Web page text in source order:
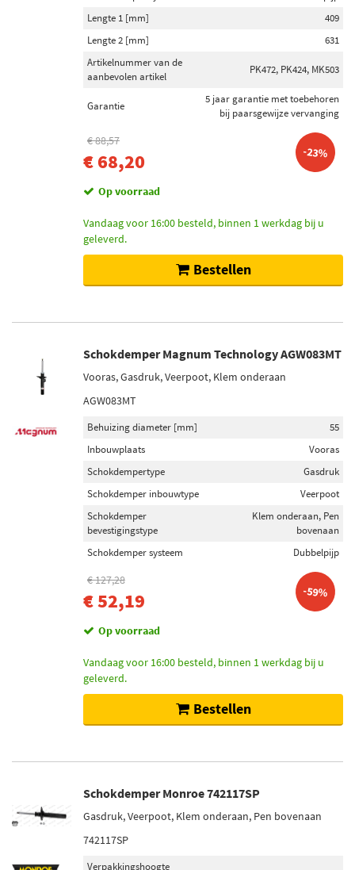
Demper niet veerdragend (10)
Dempermodule (1)
Pen bovenaan (48)
Oog onderaan (26)
Onder plaat (1)
Lengte 1 [mm]
409
Lengte 2 [mm]
631
Artikelnummer van de
aanbevolen artikel
PK472, PK424, MK503
Garantie
5 jaar garantie met toebehoren
bij paarsgewijze vervanging
€ 88,57
€ 68,20 -23%
Op voorraad
Vandaag voor 16:00 besteld, binnen 1 werkdag bij u
geleverd.
Bestellen
Schokdemper Magnum Technology AGW083MT
Vooras, Gasdruk, Veerpoot, Klem onderaan
AGW083MT
Behuizing diameter [mm]
55
Inbouwplaats
Vooras
Schokdempertype
Gasdruk
Schokdemper inbouwtype
Veerpoot
Schokdemper
bevestigingstype
Klem onderaan, Pen
bovenaan
Schokdemper systeem
Dubbelpijp
€ 127,28
€ 52,19 -59%
Op voorraad
Vandaag voor 16:00 besteld, binnen 1 werkdag bij u
geleverd.
Bestellen
Schokdemper Monroe 742117SP
Gasdruk, Veerpoot, Klem onderaan, Pen bovenaan
742117SP
Verpakkingshoogte